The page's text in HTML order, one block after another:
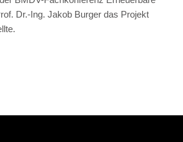
Dr.-Ing. Jakob Burger das Projekt